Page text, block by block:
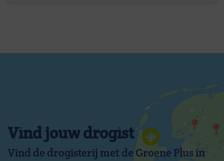
Vind jouw drogist
Vind de drogisterij met de Groene Plus in